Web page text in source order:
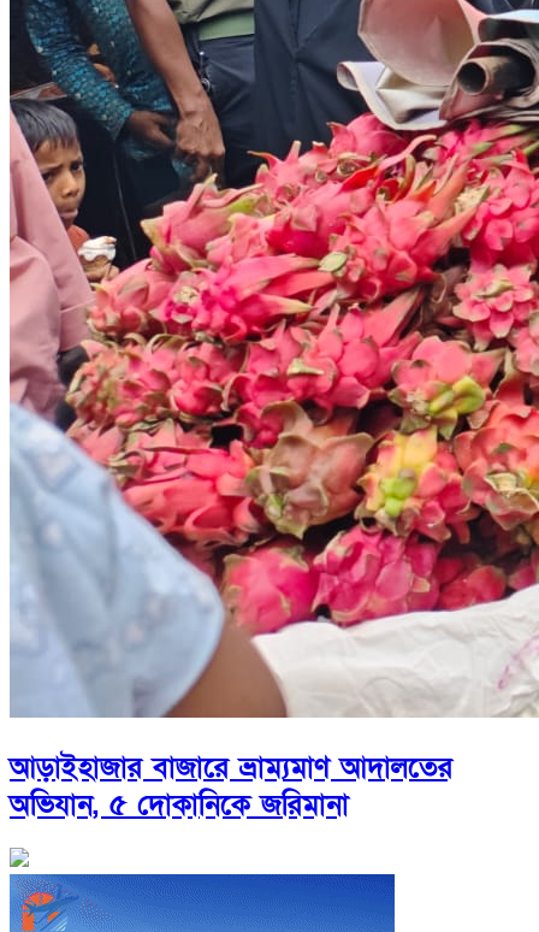
আড়াইহাজার বাজারে ভ্রাম্যমাণ আদালতের
অভিযান, ৫ দোকানিকে জরিমানা